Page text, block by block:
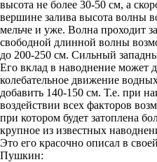
высота не более 30-50 см, а
вершине залива высота волны
мельче и уже. Волна проходит
свободной длинной волны
до 200-250 см. Сильный
Его вклад в наводнение может
колебательное движение
добавить 140-150 см. Т.е. при
воздействии всех факторов
при котором будет затоплена
крупное из известных
Это его красочно описал в
Пушкин: